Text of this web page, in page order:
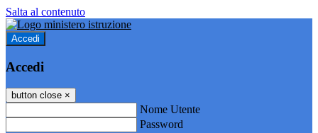
Salta al contenuto
Accedi
Accedi
button close ×
Nome Utente
Password